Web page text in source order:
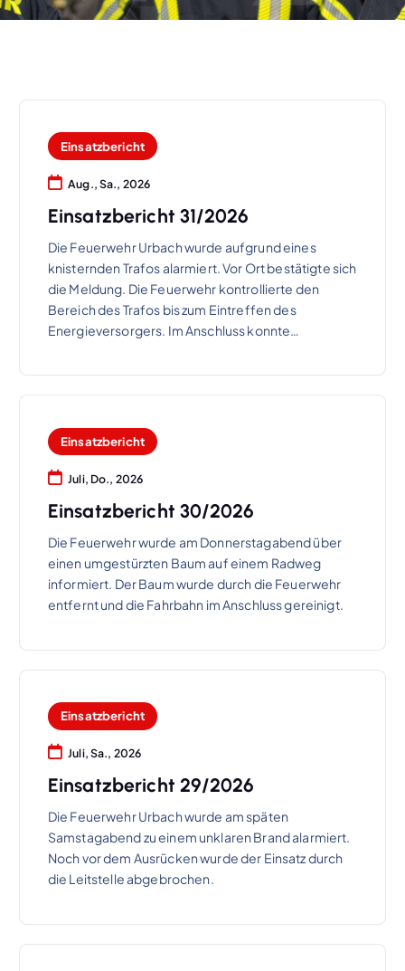
Einsatzbericht
Aug., Sa., 2026
Einsatzbericht 31/2026
Die Feuerwehr Urbach wurde aufgrund eines
knisternden Trafos alarmiert. Vor Ort bestätigte sich
die Meldung. Die Feuerwehr kontrollierte den
Bereich des Trafos bis zum Eintreffen des
Energieversorgers. Im Anschluss konnte…
Einsatzbericht
Juli, Do., 2026
Einsatzbericht 30/2026
Die Feuerwehr wurde am Donnerstagabend über
einen umgestürzten Baum auf einem Radweg
informiert. Der Baum wurde durch die Feuerwehr
entfernt und die Fahrbahn im Anschluss gereinigt.
Einsatzbericht
Juli, Sa., 2026
Einsatzbericht 29/2026
Die Feuerwehr Urbach wurde am späten
Samstagabend zu einem unklaren Brand alarmiert.
Noch vor dem Ausrücken wurde der Einsatz durch
die Leitstelle abgebrochen.